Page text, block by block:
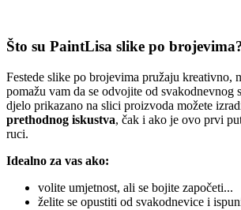
Što su PaintLisa slike po
Festede slike po brojevima pružaju kreativno,
pomažu vam da se odvojite od svakodnevnog
djelo prikazano na slici proizvoda možete
prethodnog iskustva, čak i ako je ovo prvi
ruci.
Idealno za vas ako:
volite umjetnost, ali se bojite započeti...
želite se opustiti od svakodnevice i